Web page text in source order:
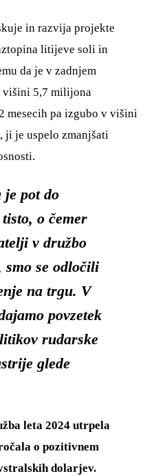
in razvija projekte
litijeve soli in
da je v zadnjem
višini 5,7 milijona
mesecih pa izgubo v višini
ji je uspelo zmanjšati
je pot do
o čemer
v družbo
smo se odločili
na trgu. V
povzetek
rudarske
glede
leta 2024 utrpela
o pozitivnem
dolarjev.